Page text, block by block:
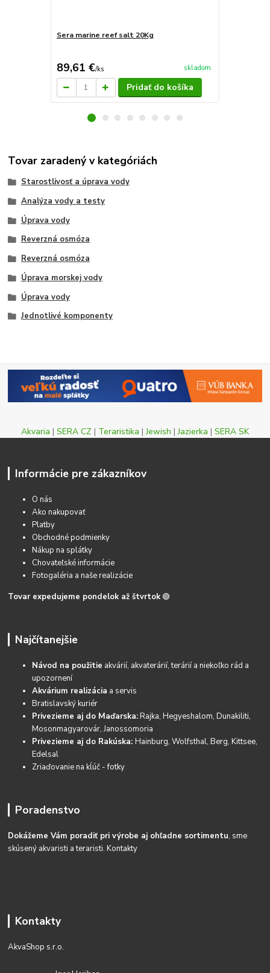
Sera marine reef salt 20Kg
89,61 €/ks skladom
Pridať do košíka
Tovar zaradený v kategóriách
Starostlivosť a úprava vody
Analýza vody a testy
Úprava vody
Reverzná osmóza
Reverzná osmóza
Úprava morskej vody
Úprava vody
Jednotlivé komponenty
Akvaria | SERA CZ | Teraristika |Jewish |Jazierka | SERA SK
Informácie pre zákazníkov
O nás
Ako nakupovať
Platby
Obchodné podmienky
Nákup na splátky
Chovateľské informácie
Fotogaléria a naše realizácie
Tovar expedujeme pondelok až štvrtok 🟢
Najčítanejšie
Návod na použitie akvárií, akvaterárií, terárií a niekoľko rád a
upozornení
Akvárium realizácia a servis
Bratislavský kuriér
Privezieme aj do Maďarska:Rajka, Hegyeshalom, Dunakiliti,
Mosonmagyarovár, Janossomoria
Privezieme aj do Rakúska:Hainburg, Wolfsthal, Berg, Kittsee,
Edelsal
Zriaďovanie na kĺúč - fotky
Poradenstvo
Dokážeme Vám poradiť pri výrobe aj ohľadne sortimentu, sme
skúsený akvaristi a teraristi.Kontakty
Kontakty
AkvaShop s.r.o.